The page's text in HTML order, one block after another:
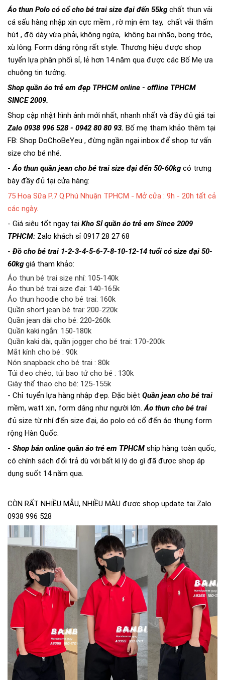
Áo thun Polo có cổ cho bé trai size đại đến 55kg chất thun vải
cá sấu hàng nhập xịn cực mềm , rờ mịn êm tay, chất vải thấm
hút , độ dày vừa phải, không ngứa, không bai nhão, bong tróc,
xù lông. Form dáng rộng rất style. Thương hiệu được shop
tuyển lựa phân phối sỉ, lẻ hơn 14 năm qua được các Bố Mẹ ưa
chuộng tin tưởng.
Shop quần áo trẻ em đẹp TPHCM online - offline TPHCM
SINCE 2009.
Shop cập nhật hình ảnh mới nhất, nhanh nhất và đầy đủ giá tại
Zalo 0938 996 528 - 0942 80 80 93. Bố mẹ tham khảo thêm tại
FB: Shop DoChoBeYeu , đừng ngần ngại inbox để shop tư vấn
size cho bé nhé.
-Áo thun quần jean cho bé trai size đại đến 50-60kg có trưng
bày đầy đủ tại cửa hàng:
75 Hoa Sữa P.7 Q.Phú Nhuận TPHCM - Mở cửa : 9h - 20h tất cả
các ngày.
- Giá siêu tốt ngay tại Kho Sỉ quần áo trẻ em Since 2009
TPHCM: Zalo khách sỉ 0917 28 27 68
- Đồ cho bé trai 1-2-3-4-5-6-7-8-10-12-14 tuổi có size đại 50-
60kg giá tham khảo:
Áo thun bé trai size nhí: 105-140k
Áo thun bé trai size đại: 140-165k
Áo thun hoodie cho bé trai: 160k
Quần short jean bé trai: 200-220k
Quần jean dài cho bé: 220-260k
Quần kaki ngắn: 150-180k
Quần kaki dài, quần jogger cho bé trai: 170-200k
Mắt kính cho bé : 90k
Nón snapback cho bé trai : 80k
Túi đeo chéo, túi bao tử cho bé : 130k
Giày thể thao cho bé: 125-155k
- Chỉ tuyển lựa hàng nhập đẹp. Đặc biệt Quần jean cho bé trai
mềm, watt xịn, form dáng như người lớn.Áo thun cho bé trai
đủ size từ nhí đến size đại, áo polo có cổ đến áo thụng form
rộng Hàn Quốc.
- Shop bán online quần áo trẻ em TPHCM ship hàng toàn quốc,
có chính sách đổi trả dù với bất kì lý do gì đã được shop áp
dụng suốt 14 năm qua.
CÒN RẤT NHIỀU MẪU, NHIỀU MÀU được shop update tại Zalo
0938 996 528